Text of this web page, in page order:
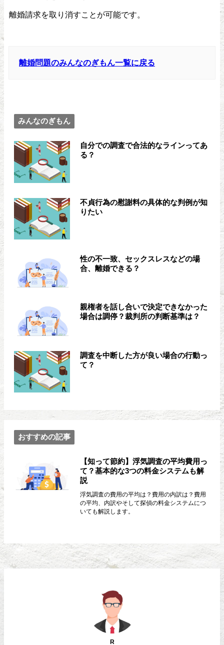
離婚請求を取り消すことが可能です。
離婚問題のみんなのぎもん一覧に戻る
みんなのぎもん
自分での調査で合法的なラインってあ
る？
不貞行為の慰謝料の具体的な判例が知
りたい
性の不一致、セックスレスなどの場
合、離婚できる？
親権者を話し合いで決定できなかった
場合は調停？裁判所の判断基準は？
調査を中断した方が良い場合の行動っ
て？
おすすめの記事
【知って節約】浮気調査の平均費用っ
て？基本的な3つの料金システムも解
説
浮気調査の費用の平均は？費用の内訳は？費用
の平均、内訳やそして探偵の料金システムにつ
いても解説します。
R